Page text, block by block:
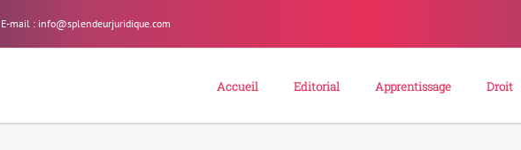
E-mail : info@splendeurjuridique.com
Accueil Editorial Apprentissage Droit